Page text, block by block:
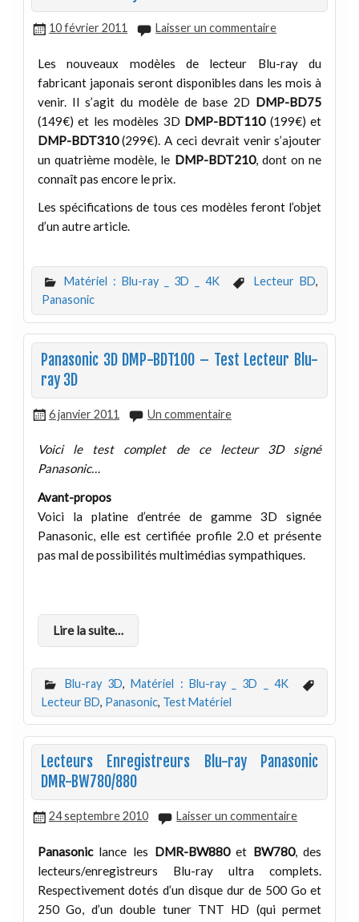
10 février 2011 Laisser un commentaire
Les nouveaux modèles de lecteur Blu-ray du
fabricant japonais seront disponibles dans les mois à
venir. Il s’agit du modèle de base 2D DMP-BD75
(149€) et les modèles 3D DMP-BDT110(199€) et
DMP-BDT310(299€). A ceci devrait venir s’ajouter
un quatrième modèle, le DMP-BDT210, dont on ne
connaît pas encore le prix.
Les spécifications de tous ces modèles feront l’objet
d’un autre article.
Matériel : Blu-ray _ 3D _ 4K Lecteur BD,
Panasonic
Panasonic 3D DMP-BDT100 – Test Lecteur Blu-
ray 3D
6 janvier 2011 Un commentaire
Voici le test complet de ce lecteur 3D signé
Panasonic…
Avant-propos
Voici la platine d’entrée de gamme 3D signée
Panasonic, elle est certifiée profile 2.0 et présente
pas mal de possibilités multimédias sympathiques.
Lire la suite…
Blu-ray 3D,Matériel : Blu-ray _ 3D _ 4K
Lecteur BD, Panasonic, Test Matériel
Lecteurs Enregistreurs Blu-ray Panasonic
DMR-BW780/880
24 septembre 2010 Laisser un commentaire
Panasonic lance les DMR-BW880et BW780, des
lecteurs/enregistreurs Blu-ray ultra complets.
Respectivement dotés d’un disque dur de 500 Go et
250 Go, d’un double tuner TNT HD (qui permet